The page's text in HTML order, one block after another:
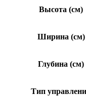
Высота (см)
Ширина (см)
Глубина (см)
Тип